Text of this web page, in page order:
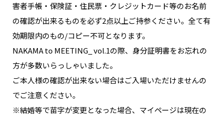
害者手帳・保険証・住民票・クレジットカード等のお名前
の確認が出来るものを必ず2点以上ご持参ください。全て有
効期限内のもの/コピー不可となります。
NAKAMA to MEETING_ vol.1の際、身分証明書をお忘れの
方が多数いらっしゃいました。
ご本人様の確認が出来ない場合はご入場いただけませんの
でご注意ください。
※結婚等で苗字が変更となった場合、マイページは現在の